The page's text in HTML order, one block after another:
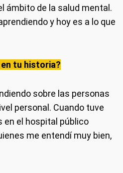
ámbito de la salud mental.
y hoy es a lo que
tu historia?
sobre las personas
personal. Cuando tuve
en el hospital público
me entendí muy bien,